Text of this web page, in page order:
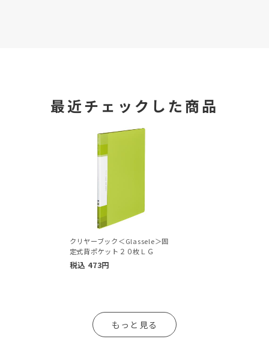
最近チェックした商品
クリヤーブック＜Glassele＞固
定式背ポケット２０枚ＬＧ
税込 473円
もっと見る